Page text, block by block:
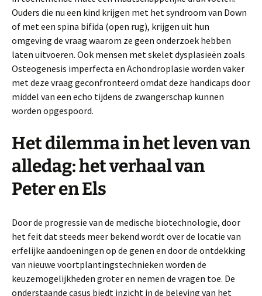
Ouders die nu een kind krijgen met het syndroom van Down
of met een spina bifida (open rug), krijgen uit hun
omgeving de vraag waarom ze geen onderzoek hebben
laten uitvoeren. Ook mensen met skelet­ dysplasieën zoals
Osteogenesis imperfecta en Achondroplasie worden vaker
met deze vraag geconfronteerd omdat deze handicaps door
middel van een echo tijdens de zwangerschap kunnen
worden opgespoord.
Het dilemma in het leven van
alledag: het verhaal van
Peter en Els
Door de progressie van de medische biotechnologie, door
het feit dat steeds meer bekend wordt over de locatie van
erfelijke aandoeningen op de genen en door de ontdekking
van nieuwe voortplantingstechnieken worden de
keuzemogelijkheden groter en nemen de vragen toe. De
onderstaande casus biedt inzicht in de beleving van het